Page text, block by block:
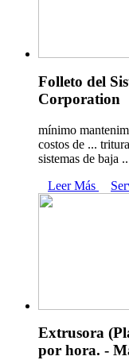
Folleto del
Corporation
mínimo
costos de ...
sistemas de baja
Leer Más
Extrusora
por hora. -